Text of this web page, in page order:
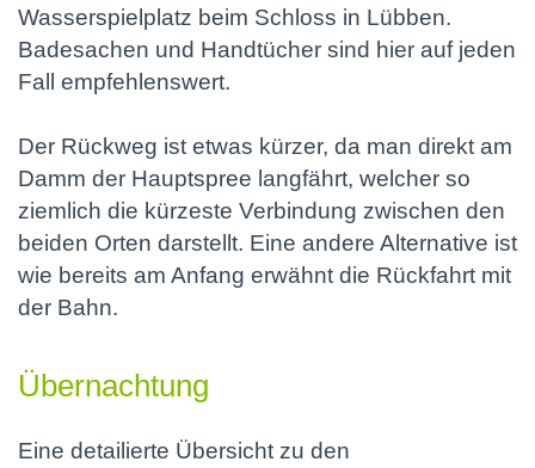
Wasserspielplatz beim Schloss in Lübben.
Badesachen und Handtücher sind hier auf jeden
Fall empfehlenswert.
Der Rückweg ist etwas kürzer, da man direkt am
Damm der Hauptspree langfährt, welcher so
ziemlich die kürzeste Verbindung zwischen den
beiden Orten darstellt. Eine andere Alternative ist
wie bereits am Anfang erwähnt die Rückfahrt mit
der Bahn.
Übernachtung
Eine detailierte Übersicht zu den